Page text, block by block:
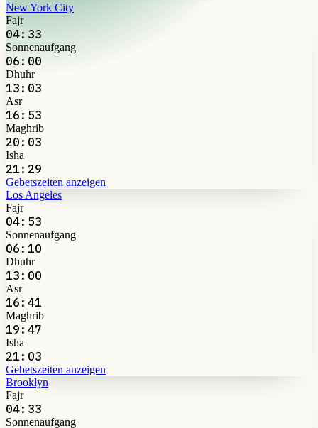
New York City
Fajr
04:33
Sonnenaufgang
06:00
Dhuhr
13:03
Asr
16:53
Maghrib
20:03
Isha
21:29
Gebetszeiten anzeigen
Los Angeles
Fajr
04:53
Sonnenaufgang
06:10
Dhuhr
13:00
Asr
16:41
Maghrib
19:47
Isha
21:03
Gebetszeiten anzeigen
Brooklyn
Fajr
04:33
Sonnenaufgang